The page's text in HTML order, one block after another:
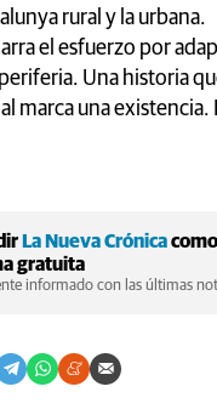
rural y la urbana.
el esfuerzo por
Una historia
marca una
La Nueva Crónica
gratuita
informado con las últimas